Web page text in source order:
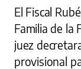
El Fiscal
Familia de la
juez
provisional